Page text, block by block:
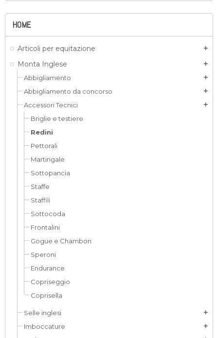
HOME
Articoli per equitazione add
Monta Inglese add
Abbigliamento add
Abbigliamento da concorso add
Accessori Tecnici add
Briglie e testiere
Redini
Pettorali
Martingale
Sottopancia
Staffe
Staffili
Sottocoda
Frontalini
Gogue e Chambon
Speroni
Endurance
Copriseggio
Coprisella
Selle inglesi add
Imboccature add